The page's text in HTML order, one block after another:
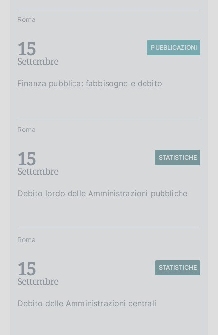
Roma
15
Settembre
PUBBLICAZIONI
Finanza pubblica: fabbisogno e debito
Roma
15
Settembre
STATISTICHE
Debito lordo delle Amministrazioni pubbliche
Roma
15
Settembre
STATISTICHE
Debito delle Amministrazioni centrali